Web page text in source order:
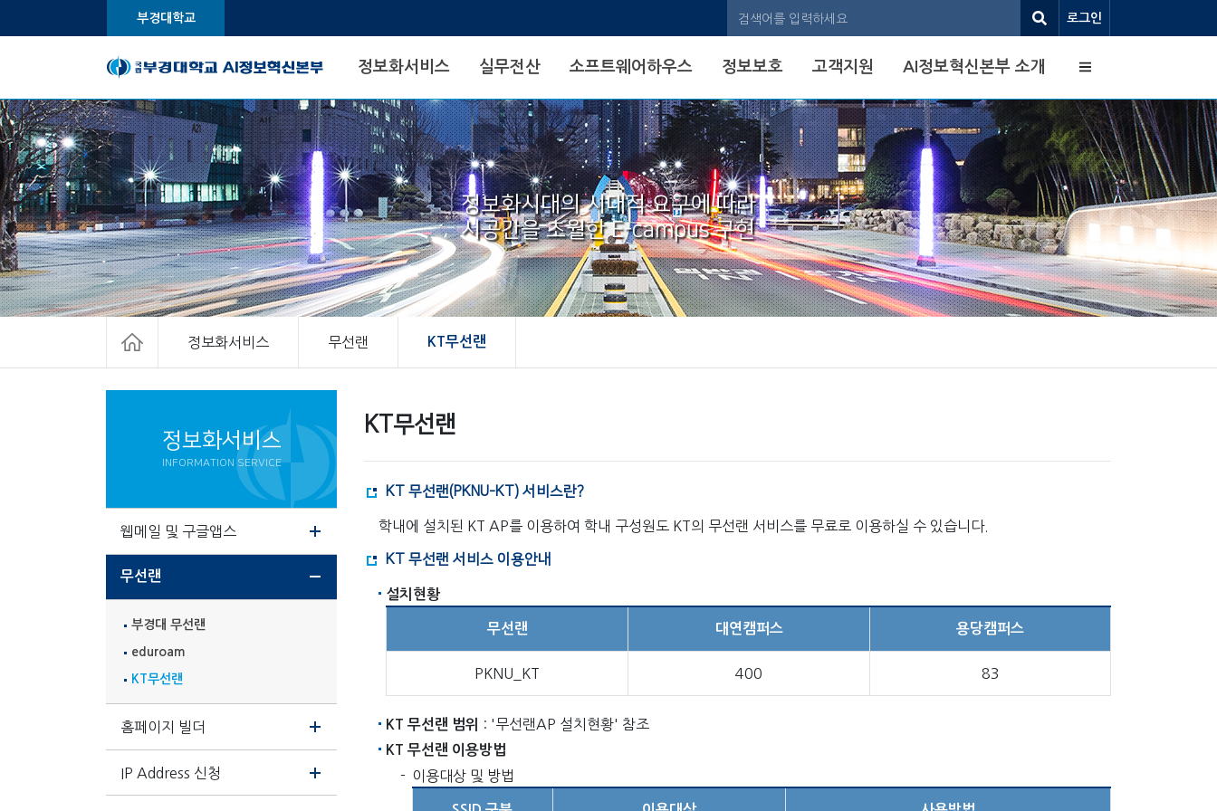
부경대학교 로그인
정보화서비스 실무전산 소프트웨어하우스 정보보호 고객지원 AI정보혁신본부 소개 사이트맵
정보화시대의 시대적 요구에 따라
시공간을 초월한 E-campus 구현
정보화서비스 무선랜 KT무선랜
정보화서비스
INFORMATION SERVICE
웹메일 및 구글앱스
무선랜
부경대 무선랜
eduroam
KT무선랜
홈페이지 빌더
IP Address 신청
KT무선랜
KT 무선랜(PKNU-KT) 서비스란?
학내에 설치된 KT AP를 이용하여 학내 구성원도 KT의 무선랜 서비스를 무료로 이용하실 수 있습니다.
KT 무선랜 서비스 이용안내
설치현황
무선랜 대연캠퍼스 용당캠퍼스
PKNU_KT 400 83
KT 무선랜 범위 : '무선랜AP 설치현황' 참조
KT 무선랜 이용방법
이용대상 및 방법